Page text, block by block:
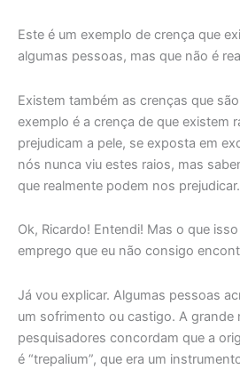
Este é um exemplo de crença que
algumas pessoas, mas que não é
Existem também as crenças que
exemplo é a crença de que existem
prejudicam a pele, se exposta em
nós nunca viu estes raios, mas
que realmente podem nos prejudicar.
Ok, Ricardo! Entendi! Mas o que
emprego que eu não consigo
Já vou explicar. Algumas pessoas
um sofrimento ou castigo. A grande
pesquisadores concordam que a
é “trepalium”, que era um